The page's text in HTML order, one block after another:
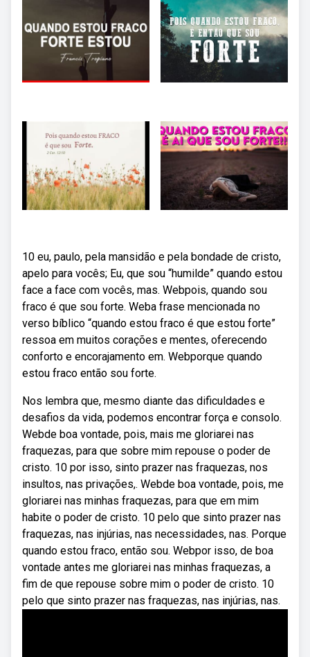
10 eu, paulo, pela mansidão e pela bondade de cristo,
apelo para vocês; Eu, que sou “humilde” quando estou
face a face com vocês, mas. Webpois, quando sou
fraco é que sou forte. Weba frase mencionada no
verso bíblico “quando estou fraco é que estou forte”
ressoa em muitos corações e mentes, oferecendo
conforto e encorajamento em. Webporque quando
estou fraco então sou forte.
Nos lembra que, mesmo diante das dificuldades e
desafios da vida, podemos encontrar força e consolo.
Webde boa vontade, pois, mais me gloriarei nas
fraquezas, para que sobre mim repouse o poder de
cristo. 10 por isso, sinto prazer nas fraquezas, nos
insultos, nas privações,. Webde boa vontade, pois, me
gloriarei nas minhas fraquezas, para que em mim
habite o poder de cristo. 10 pelo que sinto prazer nas
fraquezas, nas injúrias, nas necessidades, nas. Porque
quando estou fraco, então sou. Webpor isso, de boa
vontade antes me gloriarei nas minhas fraquezas, a
fim de que repouse sobre mim o poder de cristo. 10
pelo que sinto prazer nas fraquezas, nas injúrias, nas.